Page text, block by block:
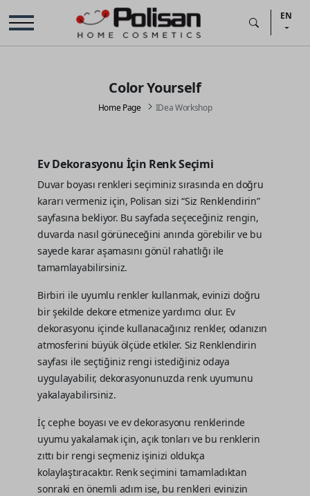
EN
Color Yourself
Home Page IDea Workshop
Ev Dekorasyonu İçin Renk Seçimi
Duvar boyası renkleri seçiminiz sırasında en doğru
kararı vermeniz için, Polisan sizi “Siz Renklendirin”
sayfasına bekliyor. Bu sayfada seçeceğiniz rengin,
duvarda nasıl görüneceğini anında görebilir ve bu
sayede karar aşamasını gönül rahatlığı ile
tamamlayabilirsiniz.
Birbiri ile uyumlu renkler kullanmak, evinizi doğru
bir şekilde dekore etmenize yardımcı olur. Ev
dekorasyonu içinde kullanacağınız renkler, odanızın
atmosferini büyük ölçüde etkiler. Siz Renklendirin
sayfası ile seçtiğiniz rengi istediğiniz odaya
uygulayabilir, dekorasyonunuzda renk uyumunu
yakalayabilirsiniz.
İç cephe boyası ve ev dekorasyonu renklerinde
uyumu yakalamak için, açık tonları ve bu renklerin
zıttı bir rengi seçmeniz işinizi oldukça
kolaylaştıracaktır. Renk seçimini tamamladıktan
sonraki en önemli adım ise, bu renkleri evinizin